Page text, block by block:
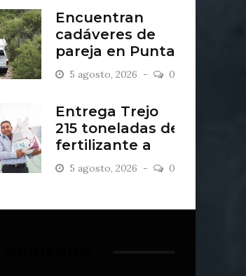
León
Encuentran
cadáveres de
pareja en Punta
del Sol
5 agosto, 2026 0
Entrega Trejo
215 toneladas de
fertilizante a
más de mil
productores
5 agosto, 2026 0